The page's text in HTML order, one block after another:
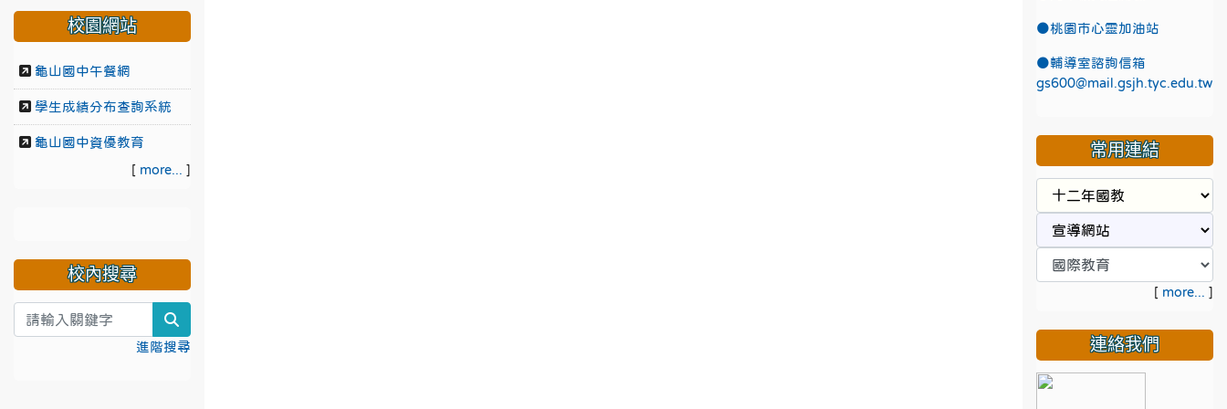
校園網站
龜山國中午餐網
學生成績分布查詢系統
龜山國中資優教育
[ more... ]
校內搜尋
進階搜尋
●桃園市心靈加油站
●輔導室諮詢信箱
gs600@mail.gsjh.tyc.edu.tw
常用連結
[ more... ]
連絡我們